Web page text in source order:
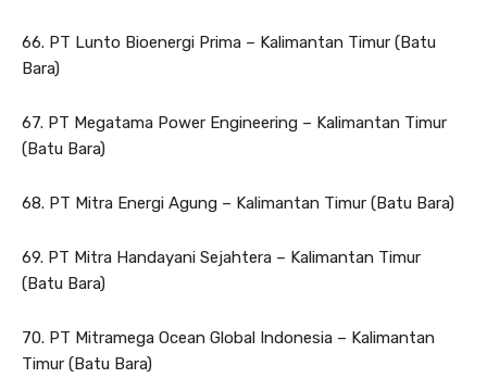
66. PT Lunto Bioenergi Prima – Kalimantan Timur (Batu
Bara)
67. PT Megatama Power Engineering – Kalimantan Timur
(Batu Bara)
68. PT Mitra Energi Agung – Kalimantan Timur (Batu Bara)
69. PT Mitra Handayani Sejahtera – Kalimantan Timur
(Batu Bara)
70. PT Mitramega Ocean Global Indonesia – Kalimantan
Timur (Batu Bara)